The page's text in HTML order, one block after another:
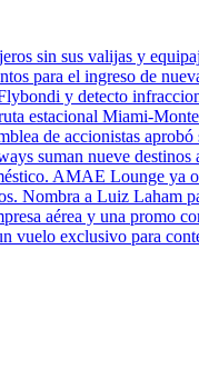
sin sus valijas y
para el ingreso de
y detecto
estacional Miami-
de accionistas
suman nueve
AMAE Lounge ya
Nombra a Luiz Laham
aérea y una promo
vuelo exclusivo para